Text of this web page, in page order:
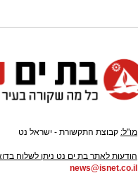
מו"ל: קבוצת התקשורת - ישראל נט
הודעות לאתר בת ים נט ניתן לשלוח
news@isnet.co.il